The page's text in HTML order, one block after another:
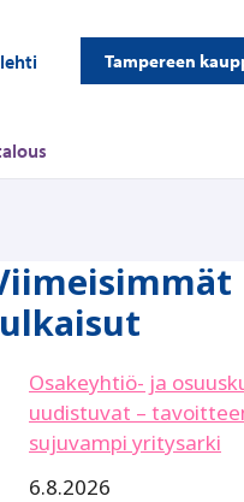
Tampereen
Osakeyhtiö- ja
uudistuvat –
sujuvampi yritysarki
6.8.2026